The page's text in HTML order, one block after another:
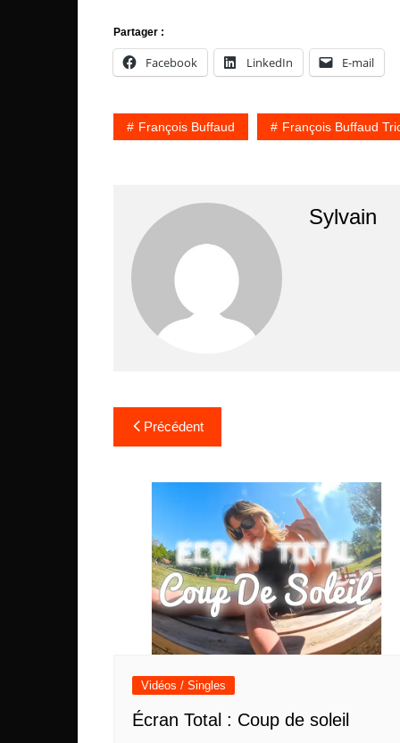
Partager :
Facebook LinkedIn E-mail
François Buffaud François Buffaud
Sylvain
Navigation
de
l’article
Précédent
Vidéos / Singles
Écran Total : Coup de soleil